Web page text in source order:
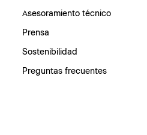
Asesoramiento técnico
Prensa
Sostenibilidad
Preguntas frecuentes